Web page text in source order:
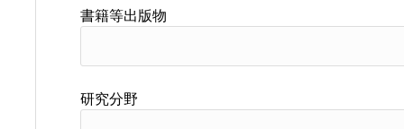
書籍等出版物
研究分野